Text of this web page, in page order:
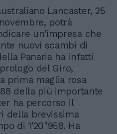
Lancaster, 25
potrà
un'impresa che
nuovi scambi di
Panaria ha infatti
del Giro,
prima maglia rosa
della più importante
ha percorso il
della brevissima
di 1'20"958. Ha